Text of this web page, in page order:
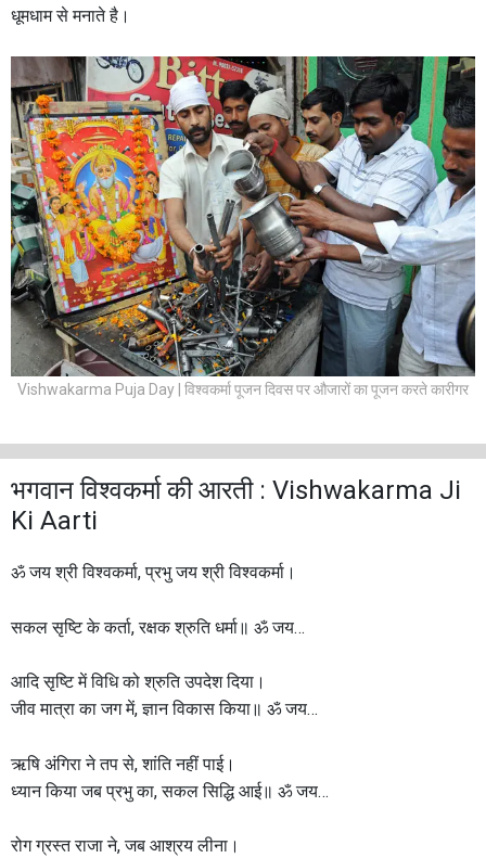
धूमधाम से मनाते है।
Vishwakarma Puja Day | विश्वकर्मा पूजन दिवस पर औजारों का पूजन करते कारीगर
भगवान विश्वकर्मा की आरती : Vishwakarma Ji
Ki Aarti
ॐ जय श्री विश्वकर्मा, प्रभु जय श्री विश्वकर्मा।
सकल सृष्टि के कर्ता, रक्षक श्रुति धर्मा॥ ॐ जय…
आदि सृष्टि में विधि को श्रुति उपदेश दिया।
जीव मात्रा का जग में, ज्ञान विकास किया॥ ॐ जय…
ऋषि अंगिरा ने तप से, शांति नहीं पाई।
ध्यान किया जब प्रभु का, सकल सिद्धि आई॥ ॐ जय…
रोग ग्रस्त राजा ने, जब आश्रय लीना।